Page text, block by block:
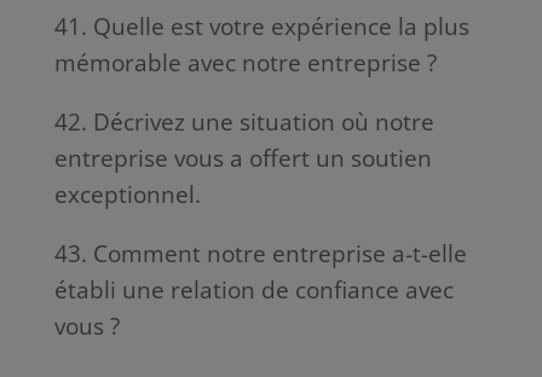
41. Quelle est votre expérience la plus
mémorable avec notre entreprise ?
42. Décrivez une situation où notre
entreprise vous a offert un soutien
exceptionnel.
43. Comment notre entreprise a-t-elle
établi une relation de confiance avec
vous ?